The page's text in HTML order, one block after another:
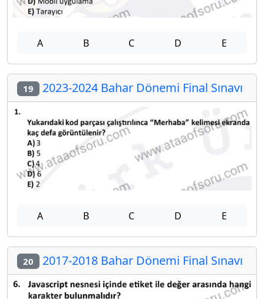
A B C D E
19 2023-2024 Bahar Dönemi Final Sınavı
A B C D E
20 2017-2018 Bahar Dönemi Final Sınavı